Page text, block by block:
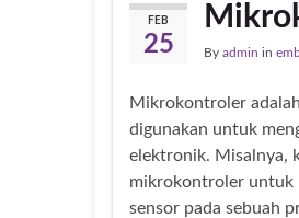
FEB
25 By admin in
Mikrokontroler
digunakan untuk
elektronik. Misalnya,
mikrokontroler untuk
sensor pada sebuah